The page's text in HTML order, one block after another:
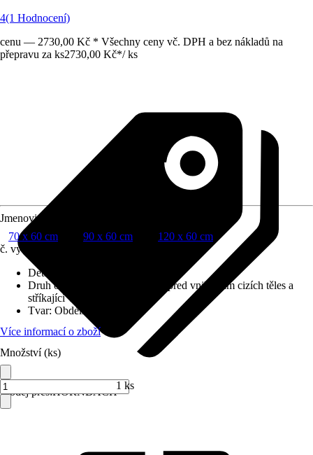
4(1 Hodnocení)
cenu — 2730,00 Kč * Všechny ceny vč. DPH a bez nákladů na
přepravu za ks2730,00 Kč*/ ks
Prodej přes:HORNBACH
Jmenovitý rozměr v cm
70 x 60 cm
90 x 60 cm
120 x 60 cm
č. výrobku
Detaily výrobku
Druh ochrany
IP 44 (chráněno před vniknutím cizích těles a
stříkající vody)
Tvar: Obdélníkový
Více informací o zboží
Množství (ks)
1 ks